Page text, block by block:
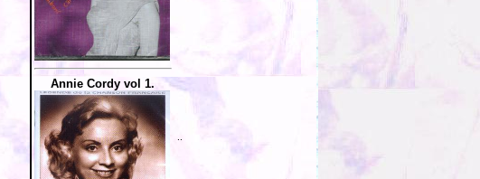
Annie Cordy vol 1.